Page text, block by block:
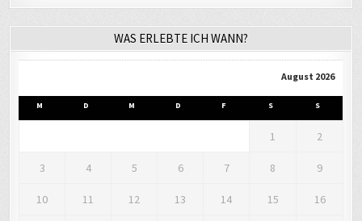
WAS ERLEBTE ICH WANN?
August 2026
M D M D F S S
1 2
3 4 5 6 7 8 9
10 11 12 13 14 15 16